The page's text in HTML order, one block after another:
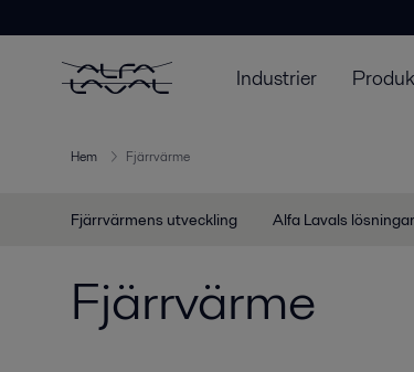
Industrier
Hem Fjärrvärme
Fjärrvärmens utveckling Alfa Lavals lösningar
Fjärrvärme